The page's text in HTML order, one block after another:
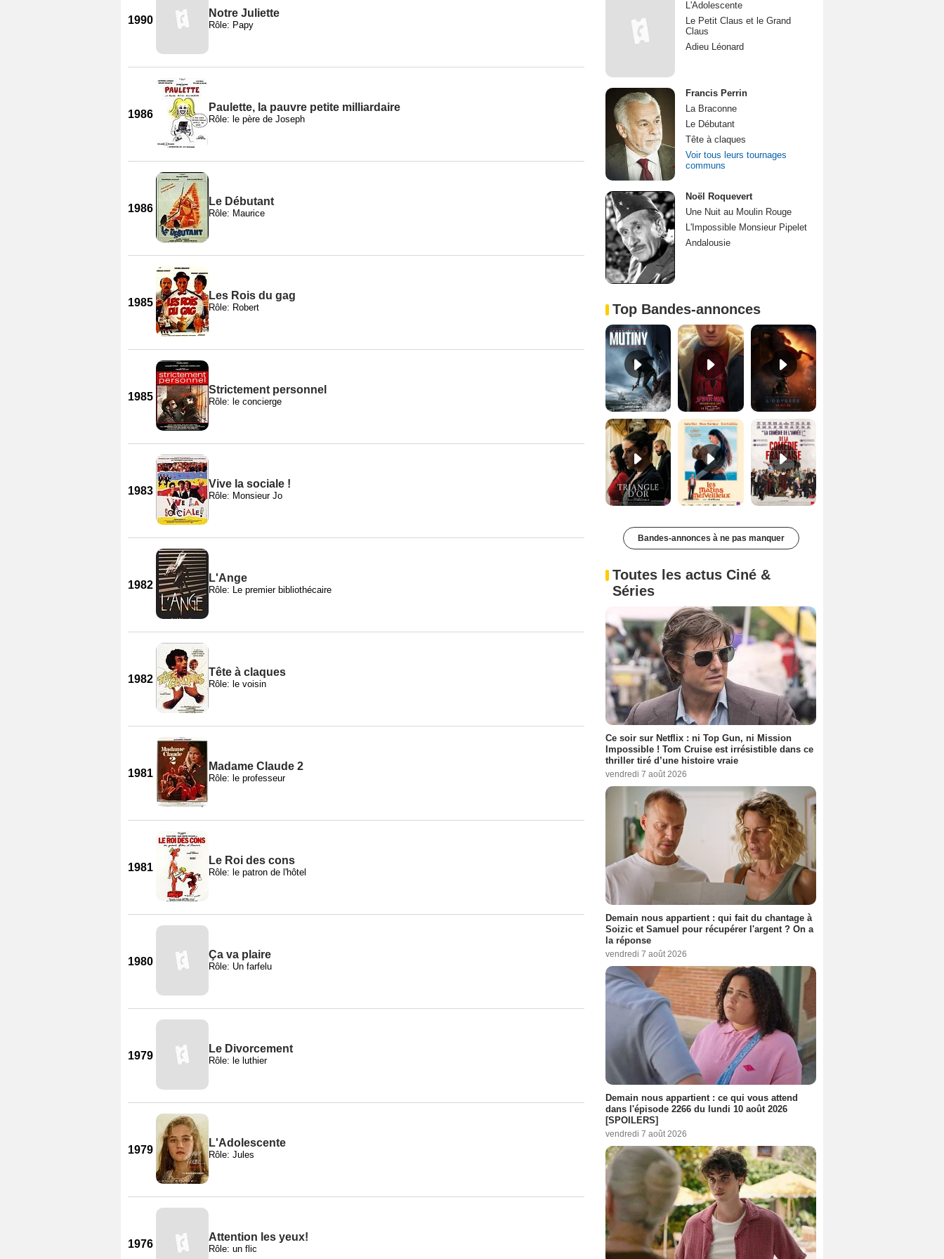
1990
Notre Juliette
Rôle: Papy
1986
Paulette, la pauvre petite milliardaire
Rôle: le père de Joseph
1986
Le Débutant
Rôle: Maurice
1985
Les Rois du gag
Rôle: Robert
1985
Strictement personnel
Rôle: le concierge
1983
Vive la sociale !
Rôle: Monsieur Jo
1982
L'Ange
Rôle: Le premier bibliothécaire
1982
Tête à claques
Rôle: le voisin
1981
Madame Claude 2
Rôle: le professeur
1981
Le Roi des cons
Rôle: le patron de l'hôtel
1980
Ça va plaire
Rôle: Un farfelu
1979
Le Divorcement
Rôle: le luthier
1979
L'Adolescente
Rôle: Jules
1976
Attention les yeux!
Rôle: un flic
L'Adolescente
Le Petit Claus et le Grand
Claus
Adieu Léonard
Francis Perrin
La Braconne
Le Débutant
Tête à claques
Voir tous leurs tournages
communs
Noël Roquevert
Une Nuit au Moulin Rouge
L'Impossible Monsieur Pipelet
Andalousie
Top Bandes-annonces
Mutiny Bande-annonce VO STFR Spider-Man: Brand New Day Bande-annonce VO STFR
Le Triangle d'or Bande-annonce VF De la Comédie-Française Teaser VF
Bandes-annonces à ne pas manquer
Toutes les actus Ciné &
Séries
Ce soir sur Netflix : ni Top Gun, ni Mission
Impossible ! Tom Cruise est irrésistible dans ce
thriller tiré d’une histoire vraie
vendredi 7 août 2026
Demain nous appartient : qui fait du chantage à
Soizic et Samuel pour récupérer l'argent ? On a
la réponse
vendredi 7 août 2026
Demain nous appartient : ce qui vous attend
dans l'épisode 2266 du lundi 10 août 2026
[SPOILERS]
vendredi 7 août 2026